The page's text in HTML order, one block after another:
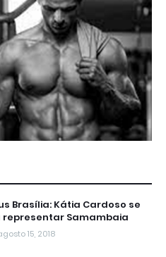
Brasília: Kátia Cardoso se
Samambaia
15, 2018